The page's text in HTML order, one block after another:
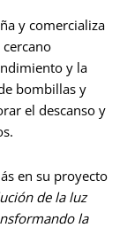
y comercializa
y la
bombillas y
el descanso y
en su proyecto
de la luz
la